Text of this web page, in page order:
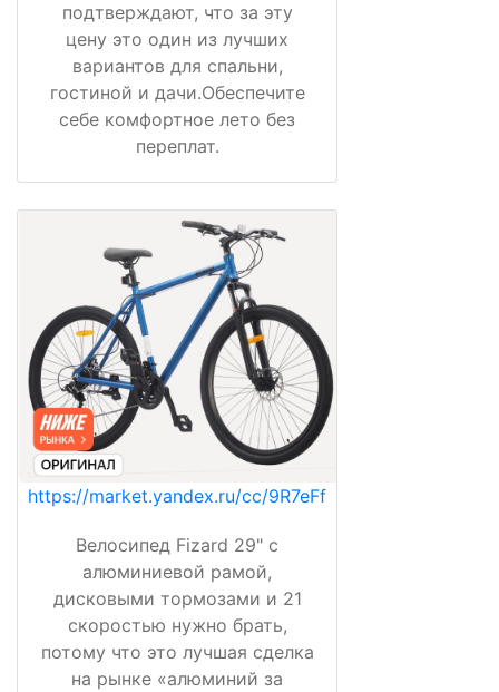
подтверждают, что за эту
цену это один из лучших
вариантов для спальни,
гостиной и дачи.Обеспечите
себе комфортное лето без
переплат.
https://market.yandex.ru/cc/9R7eFf
Велосипед Fizard 29" с
алюминиевой рамой,
дисковыми тормозами и 21
скоростью нужно брать,
потому что это лучшая сделка
на рынке «алюминий за